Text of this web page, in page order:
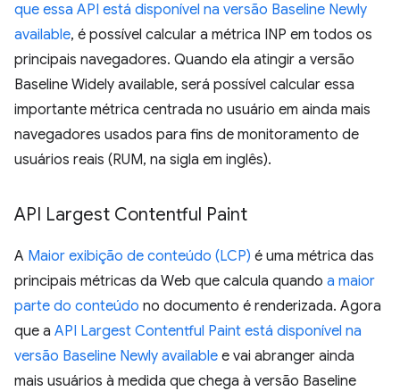
que essa API está disponível na versão Baseline Newly
available, é possível calcular a métrica INP em todos os
principais navegadores. Quando ela atingir a versão
Baseline Widely available, será possível calcular essa
importante métrica centrada no usuário em ainda mais
navegadores usados para fins de monitoramento de
usuários reais (RUM, na sigla em inglês).
API Largest Contentful Paint
A Maior exibição de conteúdo (LCP) é uma métrica das
principais métricas da Web que calcula quando a maior
parte do conteúdo no documento é renderizada. Agora
que a API Largest Contentful Paint está disponível na
versão Baseline Newly available e vai abranger ainda
mais usuários à medida que chega à versão Baseline